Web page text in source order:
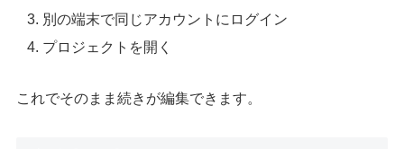
別の端末で同じアカウントにログイン
プロジェクトを開く
これでそのまま続きが編集できます。